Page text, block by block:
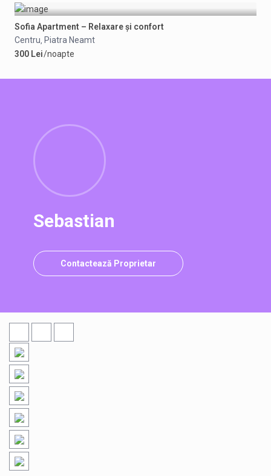
Sofia Apartment – Relaxare și confort
Centru, Piatra Neamt
300 Lei/noapte
Sebastian
Contactează Proprietar